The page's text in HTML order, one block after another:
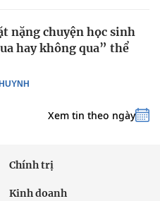
nặng chuyện học sinh
hay không qua” thể
Xem tin theo ngày
Chính trị
Kinh doanh